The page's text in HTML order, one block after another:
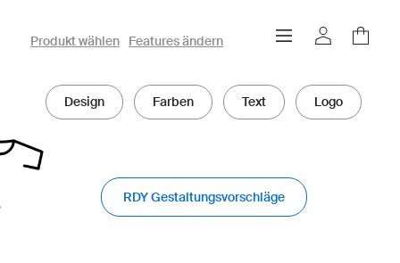
owayo 3D-Konfigurator
Produkt wählen Features ändern
Design Farben Text Logo
RDY Gestaltungsvorschläge